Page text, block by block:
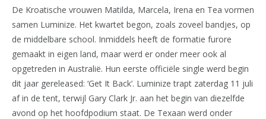
De Kroatische vrouwen Matilda, Marcela, Irena en Tea vormen
samen Luminize. Het kwartet begon, zoals zoveel bandjes, op
de middelbare school. Inmiddels heeft de formatie furore
gemaakt in eigen land, maar werd er onder meer ook al
opgetreden in Australië. Hun eerste officiële single werd begin
dit jaar gereleased: ‘Get It Back’. Luminize trapt zaterdag 11 juli
af in de tent, terwijl Gary Clark Jr. aan het begin van diezelfde
avond op het hoofdpodium staat. De Texaan werd onder